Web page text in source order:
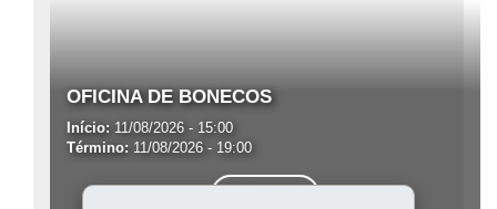
OFICINA DE BONECOS
Início: 11/08/2026 - 15:00
Término: 11/08/2026 - 19:00